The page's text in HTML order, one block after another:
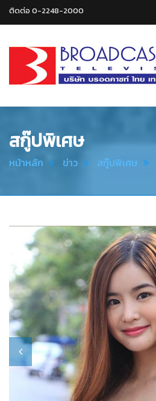
ติดต่อ 0-2248-2000
Thai
สกู๊ปพิเศษ
หน้าหลัก ข่าว สกู๊ปพิเศษ